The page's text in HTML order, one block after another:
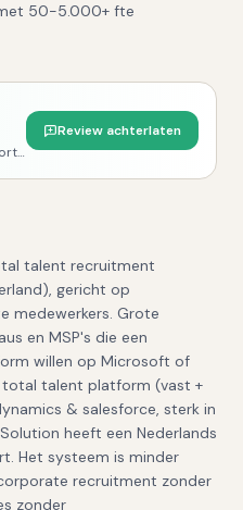
50-5.000+ fte
Deel je ervaring, na een korte controle publiceren we je review.
Review achterlaten
talent recruitment
gericht op
medewerkers. Grote
en MSP's die een
willen op Microsoft of
total talent platform (vast +
& salesforce, sterk in
heeft een Nederlands
Het systeem is minder
recruitment zonder
zonder